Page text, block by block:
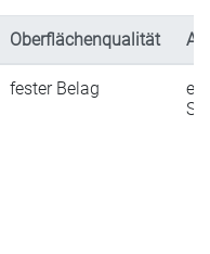
Oberflächenqualität
fester Belag